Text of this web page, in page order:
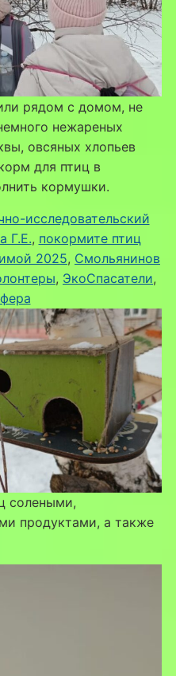
рядом с домом, не
нежареных
овсяных хлопьев
для птиц в
кормушки.
исследовательский
Г.Е., покормите птиц
2025, Смольянинов
, ЭкоСпасатели
солеными,
продуктами, а также